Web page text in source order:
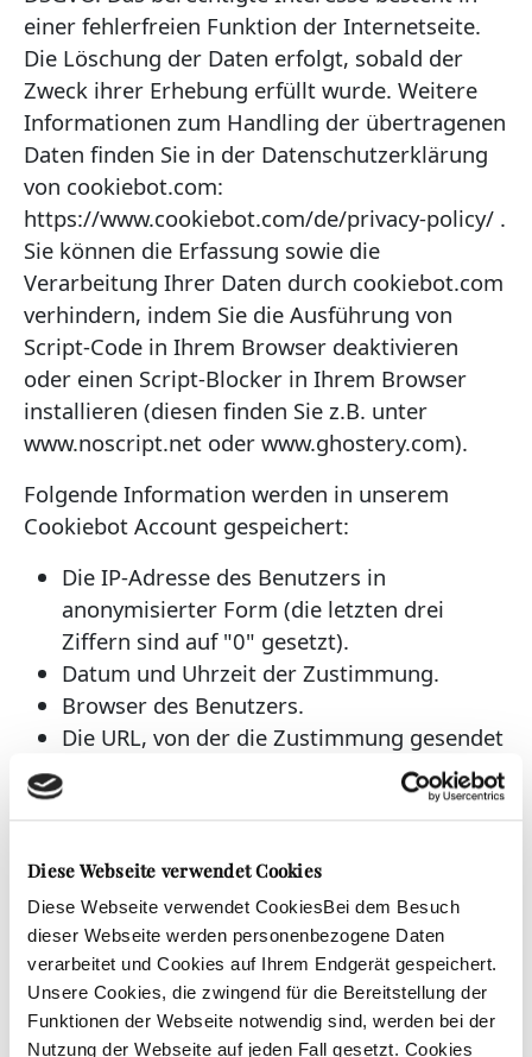
Diese Webseite verwendet Cookies
Diese Webseite verwendet CookiesBei dem Besuch
dieser Webseite werden personenbezogene Daten
verarbeitet und Cookies auf Ihrem Endgerät gespeichert.
Unsere Cookies, die zwingend für die Bereitstellung der
Funktionen der Webseite notwendig sind, werden bei der
Nutzung der Webseite auf jeden Fall gesetzt. Cookies
einer fehlerfreien Funktion der Internetseite.
Die Löschung der Daten erfolgt, sobald der
Zweck ihrer Erhebung erfüllt wurde. Weitere
Informationen zum Handling der übertragenen
Daten finden Sie in der Datenschutzerklärung
von cookiebot.com:
https://www.cookiebot.com/de/privacy-policy/ .
Sie können die Erfassung sowie die
Verarbeitung Ihrer Daten durch cookiebot.com
verhindern, indem Sie die Ausführung von
Script-Code in Ihrem Browser deaktivieren
oder einen Script-Blocker in Ihrem Browser
installieren (diesen finden Sie z.B. unter
www.noscript.net oder www.ghostery.com).
Folgende Information werden in unserem
Cookiebot Account gespeichert:
Die IP-Adresse des Benutzers in
anonymisierter Form (die letzten drei
Ziffern sind auf "0" gesetzt).
Datum und Uhrzeit der Zustimmung.
Browser des Benutzers.
Die URL, von der die Zustimmung gesendet
Ein anonymer, zufälliger und
Der Einwilligungszustand des Benutzers,
der als Nachweis der Einwilligung dient.
Der Schlüssel und der Zustimmungsstatus
werden ebenfalls im Browser des Nutzers im
Cookie "CookieConsent" gespeichert, so dass
die Website die Zustimmung des Benutzers bei